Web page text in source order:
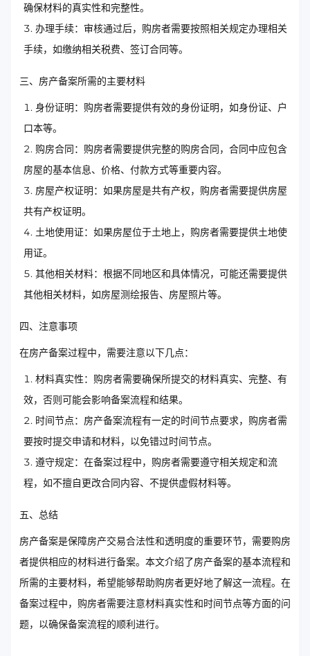
确保材料的真实性和完整性。
办理手续：审核通过后，购房者需要按照相关规定办理相关
手续，如缴纳相关税费、签订合同等。
三、房产备案所需的主要材料
身份证明：购房者需要提供有效的身份证明，如身份证、户
口本等。
购房合同：购房者需要提供完整的购房合同，合同中应包含
房屋的基本信息、价格、付款方式等重要内容。
房屋产权证明：如果房屋是共有产权，购房者需要提供房屋
共有产权证明。
土地使用证：如果房屋位于土地上，购房者需要提供土地使
用证。
其他相关材料：根据不同地区和具体情况，可能还需要提供
其他相关材料，如房屋测绘报告、房屋照片等。
四、注意事项
在房产备案过程中，需要注意以下几点：
材料真实性：购房者需要确保所提交的材料真实、完整、有
效，否则可能会影响备案流程和结果。
时间节点：房产备案流程有一定的时间节点要求，购房者需
要按时提交申请和材料，以免错过时间节点。
遵守规定：在备案过程中，购房者需要遵守相关规定和流
程，如不擅自更改合同内容、不提供虚假材料等。
五、总结
房产备案是保障房产交易合法性和透明度的重要环节，需要购房
者提供相应的材料进行备案。本文介绍了房产备案的基本流程和
所需的主要材料，希望能够帮助购房者更好地了解这一流程。在
备案过程中，购房者需要注意材料真实性和时间节点等方面的问
题，以确保备案流程的顺利进行。